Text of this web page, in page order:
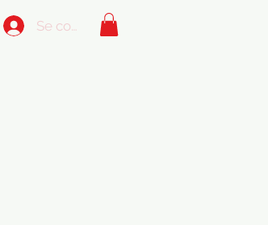
Se connecter